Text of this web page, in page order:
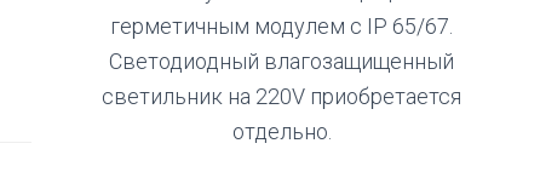
герметичным модулем с IP 65/67.
Светодиодный влагозащищенный
светильник на 220V приобретается
отдельно.